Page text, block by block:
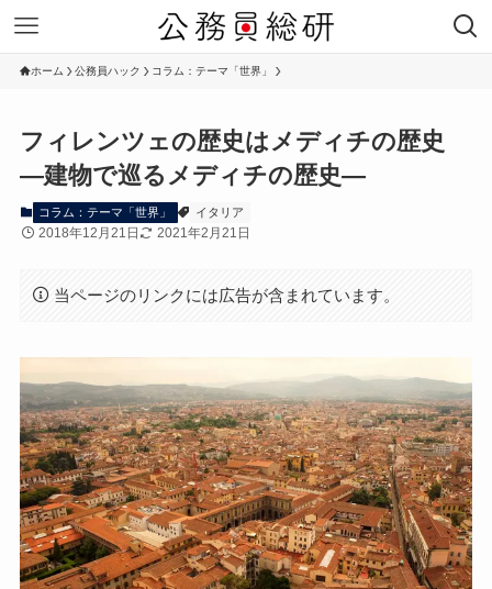
ホーム 公務員ハック コラム：テーマ「世界」
フィレンツェの歴史はメディチの歴史
―建物で巡るメディチの歴史―
コラム：テーマ「世界」 イタリア
2018年12月21日 2021年2月21日
当ページのリンクには広告が含まれています。